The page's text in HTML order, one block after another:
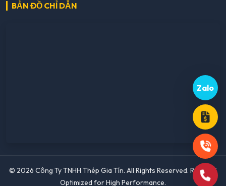
BẢN ĐỒ CHỈ DẪN
© 2026 Công Ty TNHH Thép Gia Tín. All Rights Reserved. Rebuilt &
Optimized for High Performance.
Zalo